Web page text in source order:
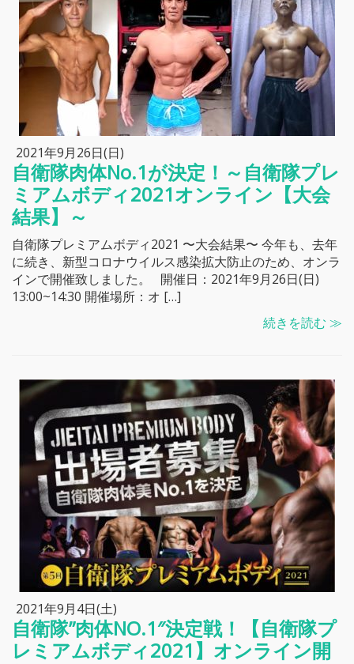
2021年9月26日(日)
自衛隊肉体No.1が決定！～自衛隊プレ
ミアムボディ2021オンライン【大会
結果】～
自衛隊プレミアムボディ2021 〜大会結果〜 今年も、去年
に続き、新型コロナウイルス感染拡大防止のため、オンラ
インで開催致しました。 開催日：2021年9月26日(日)
13:00~14:30 開催場所：オ […]
続きを読む ≫
2021年9月4日(土)
自衛隊”肉体NO.1″決定戦！【自衛隊プ
レミアムボディ2021】オンライン開